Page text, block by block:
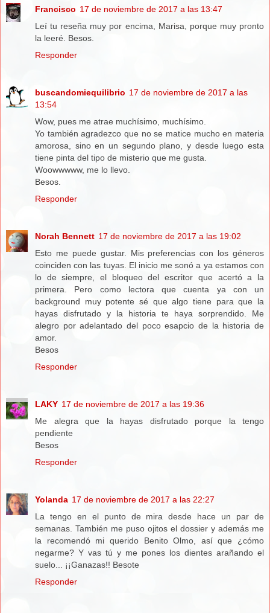
Francisco 17 de noviembre de 2017 a las 13:47
Leí tu reseña muy por encima, Marisa, porque muy pronto
la leeré. Besos.
Responder
buscandomiequilibrio 17 de noviembre de 2017 a las
13:54
Wow, pues me atrae muchísimo, muchísimo.
Yo también agradezco que no se matice mucho en materia
amorosa, sino en un segundo plano, y desde luego esta
tiene pinta del tipo de misterio que me gusta.
Woowwwww, me lo llevo.
Besos.
Responder
Norah Bennett 17 de noviembre de 2017 a las 19:02
Esto me puede gustar. Mis preferencias con los géneros
coinciden con las tuyas. El inicio me sonó a ya estamos con
lo de siempre, el bloqueo del escritor que acertó a la
primera. Pero como lectora que cuenta ya con un
background muy potente sé que algo tiene para que la
hayas disfrutado y la historia te haya sorprendido. Me
alegro por adelantado del poco esapcio de la historia de
amor.
Besos
Responder
LAKY 17 de noviembre de 2017 a las 19:36
Me alegra que la hayas disfrutado porque la tengo
pendiente
Besos
Responder
Yolanda 17 de noviembre de 2017 a las 22:27
La tengo en el punto de mira desde hace un par de
semanas. También me puso ojitos el dossier y además me
la recomendó mi querido Benito Olmo, así que ¿cómo
negarme? Y vas tú y me pones los dientes arañando el
suelo... ¡¡Ganazas!! Besote
Responder